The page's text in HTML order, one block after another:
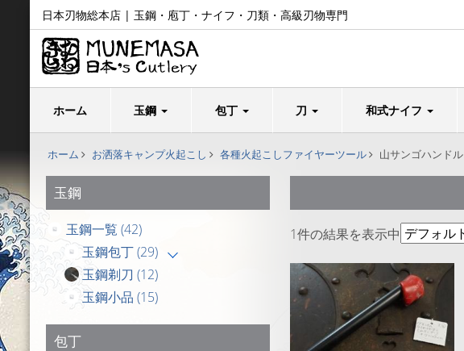
日本刃物総本店 | 玉鋼・庖丁・ナイフ・刀類・高級刃物専門
ホーム 玉鋼 包丁 刀 和式ナイフ
ホーム お洒落キャンプ火起こし 各種火起こしファイヤーツール 山サンゴハンドル
玉鋼
玉鋼一覧 (42)
玉鋼包丁(29)
玉鋼剃刀 (12)
玉鋼小品 (15)
包丁
1件の結果を表示中